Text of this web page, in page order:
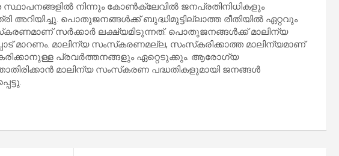
സ്ഥാപനങ്ങളിൽ നിന്നും കോൺക്ലേവിൽ ജനപ്രതിനിധികളും
അറിയിച്ചു. പൊതുജനങ്ങൾക്ക് ബുദ്ധിമുട്ടില്ലാത്ത രീതിയിൽ ഏറ്റവും
സർക്കാർ ലക്ഷ്യമിടുന്നത്. പൊതുജനങ്ങൾക്ക് മാലിന്യ
മാറണം. മാലിന്യ സംസ്‌കരണമല്ല, സംസ്‌കരിക്കാത്ത മാലിന്യമാണ്
പ്രവർത്തനങ്ങളും ഏറ്റെടുക്കും. ആരോഗ്യ
മാലിന്യ സംസ്‌കരണ പദ്ധതികളുമായി ജനങ്ങൾ